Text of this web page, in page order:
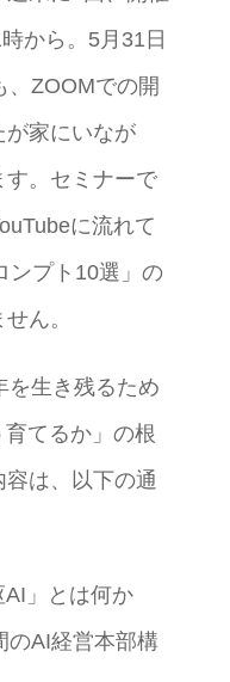
から。5月31日
、ZOOMでの開
が家にいなが
す。セミナーで
に流れて
ンプト10選」の
ん。
を生き残るため
てるか」の根
は、以下の通
AI」とは何か
のAI経営本部構